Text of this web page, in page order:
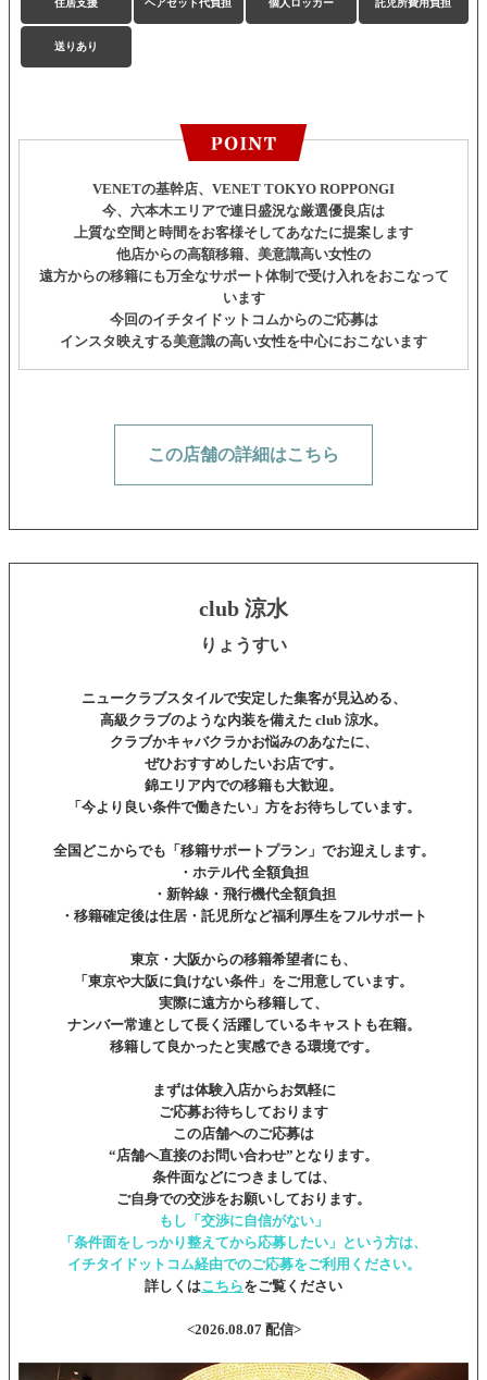
住居支援 ヘアセット代負担 個人ロッカー 託児所費用負担
送りあり
VENETの基幹店、VENET TOKYO ROPPONGI
今、六本木エリアで連日盛況な厳選優良店は
上質な空間と時間をお客様そしてあなたに提案します
他店からの高額移籍、美意識高い女性の
遠方からの移籍にも万全なサポート体制で受け入れをおこなって
います
今回のイチタイドットコムからのご応募は
インスタ映えする美意識の高い女性を中心におこないます
この店舗の詳細はこちら
club 涼水
りょうすい
ニュークラブスタイルで安定した集客が見込める、
高級クラブのような内装を備えた club 涼水。
クラブかキャバクラかお悩みのあなたに、
ぜひおすすめしたいお店です。
錦エリア内での移籍も大歓迎。
「今より良い条件で働きたい」方をお待ちしています。
全国どこからでも「移籍サポートプラン」でお迎えします。
・ホテル代 全額負担
・新幹線・飛行機代全額負担
・移籍確定後は住居・託児所など福利厚生をフルサポート
東京・大阪からの移籍希望者にも、
「東京や大阪に負けない条件」 をご用意しています。
実際に遠方から移籍して、
ナンバー常連として長く活躍しているキャストも在籍。
移籍して良かったと実感できる環境です。
まずは体験入店からお気軽に
ご応募お待ちしております
この店舗へのご応募は
“店舗へ直接のお問い合わせ”となります。
条件面などにつきましては、
ご自身での交渉をお願いしております。
もし「交渉に自信がない」
「条件面をしっかり整えてから応募したい」という方は、
イチタイドットコム経由でのご応募をご利用ください。
詳しくはこちらをご覧ください
<2026.08.07 配信>